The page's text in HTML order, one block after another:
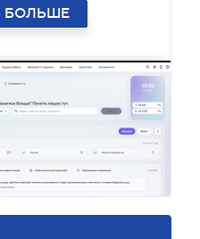
БОЛЬШЕ